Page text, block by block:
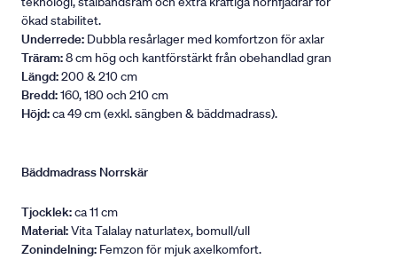
ökad stabilitet.
Underrede: Dubbla resårlager med komfortzon för axlar
Träram:8 cm hög och kantförstärkt från obehandlad gran
Längd:200 & 210 cm
Bredd:160, 180 och 210 cm
Höjd:ca 49 cm (exkl. sängben & bäddmadrass).
Bäddmadrass Norrskär
Tjocklek:ca 11 cm
Material:Vita Talalay naturlatex, bomull/ull
Zonindelning: Femzon för mjuk axelkomfort.